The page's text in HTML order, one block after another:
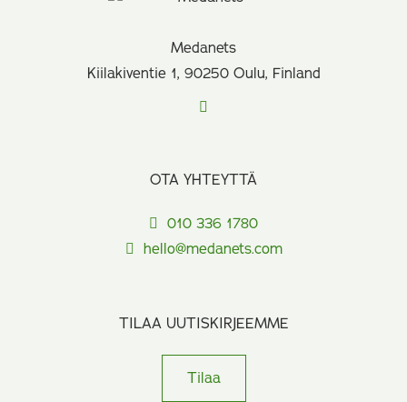
Medanets
Kiilakiventie 1, 90250 Oulu, Finland
OTA YHTEYTTÄ
010 336 1780
hello@medanets.com
TILAA UUTISKIRJEEMME
Tilaa